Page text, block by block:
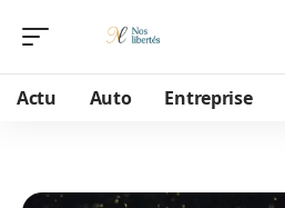
Actu Auto Entreprise